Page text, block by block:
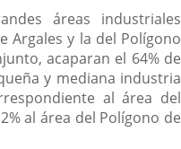
áreas industriales
Argales y la del Polígono
acaparan el 64% de
y mediana industria
al área del
al área del Polígono de